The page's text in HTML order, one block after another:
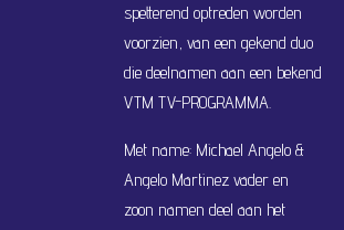
spetterend optreden worden
voorzien, van een gekend duo
die deelnamen aan een bekend
VTM TV-PROGRAMMA.
Met name: Michael Angelo &
Angelo Martinez vader en
zoon namen deel aan het